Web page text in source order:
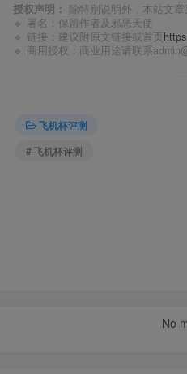
授权声明： 除特别说明外，本站文章
🔹 署名：保留作者及 邪恶天使
🔹 链接：建议附原文链接或首页
🔹 商用授权：商业用途请联系
飞机杯评测
# 飞机杯评测
No